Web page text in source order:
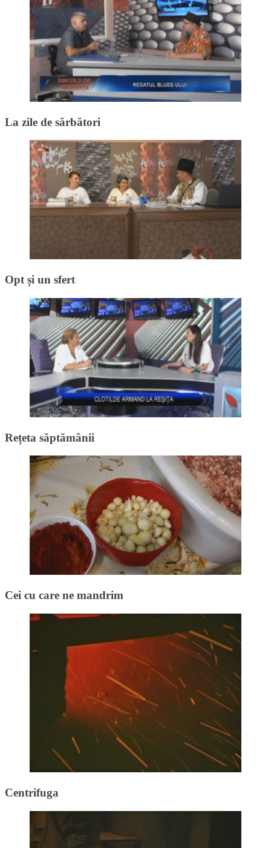
La zile de sărbători
Opt și un sfert
Rețeta săptămânii
Cei cu care ne mandrim
Centrifuga